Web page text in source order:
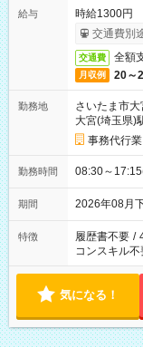
給与
時給1300円
交通費別
交通費 全額
月収例 20～
勤務地
さいたま市大
大宮(埼玉県)
事務代行業
勤務時間 08:30～
期間 2026年08月
特徴 履歴書不要 /
コンスキル不
気になる！